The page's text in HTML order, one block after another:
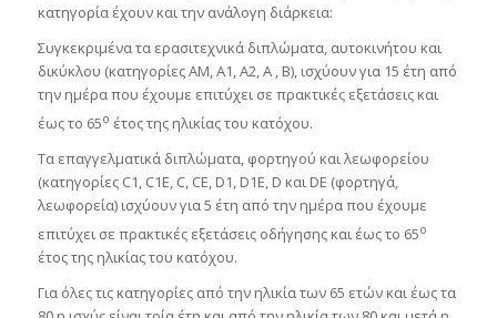
κατηγορία έχουν και την ανάλογη διάρκεια:
Συγκεκριμένα τα ερασιτεχνικά διπλώματα, αυτοκινήτου και
δικύκλου (κατηγορίες ΑΜ, Α1, Α2, Α , Β), ισχύουν για 15 έτη από
την ημέρα που έχουμε επιτύχει σε πρακτικές εξετάσεις και
έως το 65ο έτος της ηλικίας του κατόχου.
Τα επαγγελματικά διπλώματα, φορτηγού και λεωφορείου
(κατηγορίες C1, C1E, C, CE, D1, D1E, D και DE (φορτηγά,
λεωφορεία) ισχύουν για 5 έτη από την ημέρα που έχουμε
επιτύχει σε πρακτικές εξετάσεις οδήγησης και έως το 65ο
έτος της ηλικίας του κατόχου.
Για όλες τις κατηγορίες από την ηλικία των 65 ετών και έως τα